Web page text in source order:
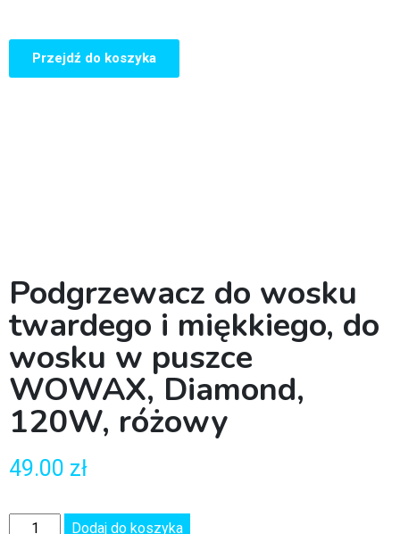
Przejdź do koszyka
Podgrzewacz do wosku
twardego i miękkiego, do
wosku w puszce
WOWAX, Diamond,
120W, różowy
49.00 zł
Dodaj do koszyka